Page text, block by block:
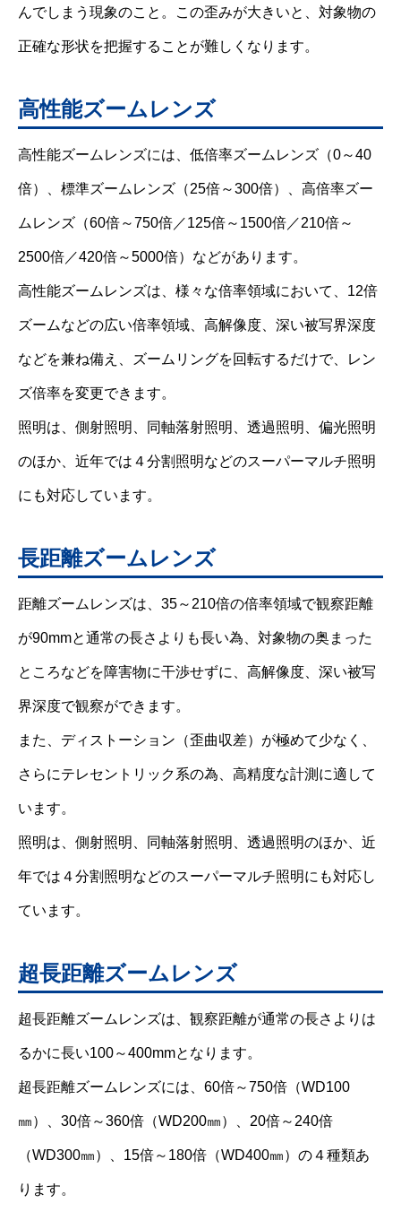
んでしまう現象のこと。この歪みが大きいと、対象物の
正確な形状を把握することが難しくなります。
高性能ズームレンズ
高性能ズームレンズには、低倍率ズームレンズ（0～40
倍）、標準ズームレンズ（25倍～300倍）、高倍率ズー
ムレンズ（60倍～750倍／125倍～1500倍／210倍～
2500倍／420倍～5000倍）などがあります。
高性能ズームレンズは、様々な倍率領域において、12倍
ズームなどの広い倍率領域、高解像度、深い被写界深度
などを兼ね備え、ズームリングを回転するだけで、レン
ズ倍率を変更できます。
照明は、側射照明、同軸落射照明、透過照明、偏光照明
のほか、近年では４分割照明などのスーパーマルチ照明
にも対応しています。
長距離ズームレンズ
距離ズームレンズは、35～210倍の倍率領域で観察距離
が90mmと通常の長さよりも長い為、対象物の奥まった
ところなどを障害物に干渉せずに、高解像度、深い被写
界深度で観察ができます。
また、ディストーション（歪曲収差）が極めて少なく、
さらにテレセントリック系の為、高精度な計測に適して
います。
照明は、側射照明、同軸落射照明、透過照明のほか、近
年では４分割照明などのスーパーマルチ照明にも対応し
ています。
超長距離ズームレンズ
超長距離ズームレンズは、観察距離が通常の長さよりは
るかに長い100～400mmとなります。
超長距離ズームレンズには、60倍～750倍（WD100
㎜）、30倍～360倍（WD200㎜）、20倍～240倍
（WD300㎜）、15倍～180倍（WD400㎜）の４種類あ
ります。